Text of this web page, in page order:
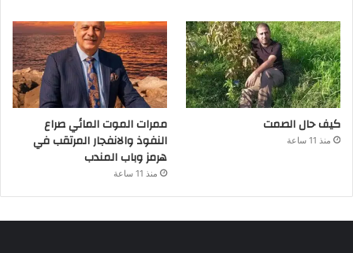
كيف حال الصمت
منذ 11 ساعة
ممرات الموت المائي صراع
النفوذ والانفجار المرتقب في
هرمز وباب المندب
منذ 11 ساعة